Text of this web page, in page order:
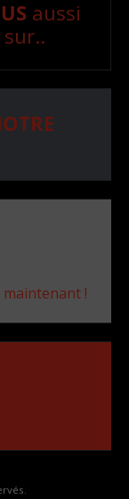
aussi
sur..
!